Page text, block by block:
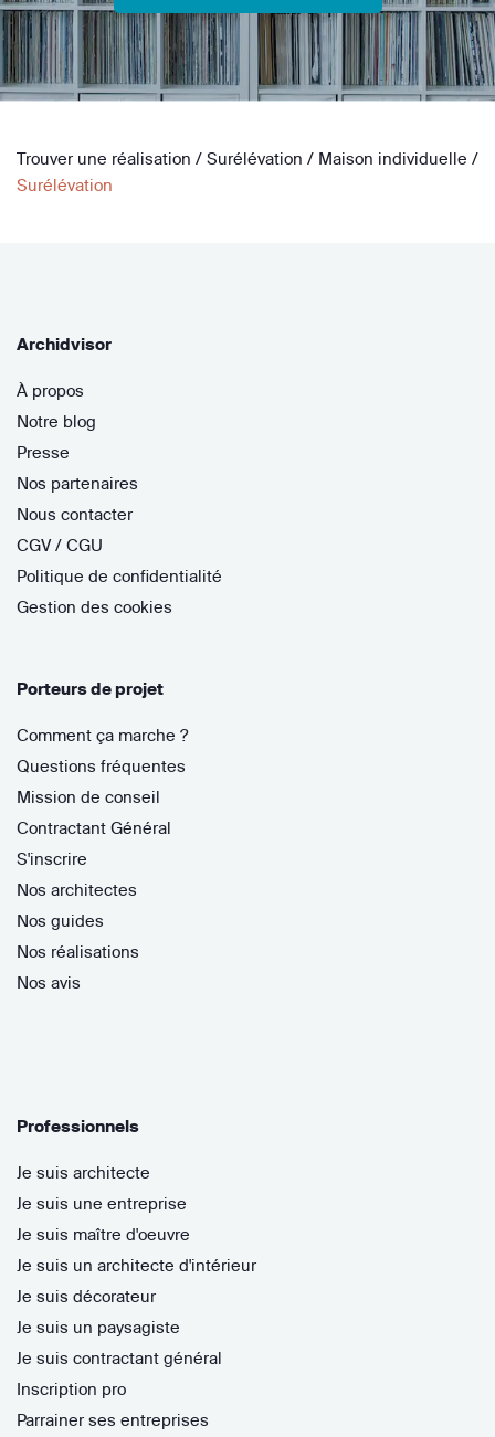
Trouver une réalisation / Surélévation / Maison individuelle /
Surélévation
Archidvisor
À propos
Notre blog
Presse
Nos partenaires
Nous contacter
CGV / CGU
Politique de confidentialité
Gestion des cookies
Porteurs de projet
Comment ça marche ?
Questions fréquentes
Mission de conseil
Contractant Général
S'inscrire
Nos architectes
Nos guides
Nos réalisations
Nos avis
Professionnels
Je suis architecte
Je suis une entreprise
Je suis maître d'oeuvre
Je suis un architecte d'intérieur
Je suis décorateur
Je suis un paysagiste
Je suis contractant général
Inscription pro
Parrainer ses entreprises